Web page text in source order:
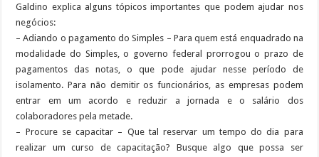
Galdino explica alguns tópicos importantes que podem ajudar nos
negócios:
– Adiando o pagamento do Simples – Para quem está enquadrado na
modalidade do Simples, o governo federal prorrogou o prazo de
pagamentos das notas, o que pode ajudar nesse período de
isolamento. Para não demitir os funcionários, as empresas podem
entrar em um acordo e reduzir a jornada e o salário dos
colaboradores pela metade.
– Procure se capacitar – Que tal reservar um tempo do dia para
realizar um curso de capacitação? Busque algo que possa ser